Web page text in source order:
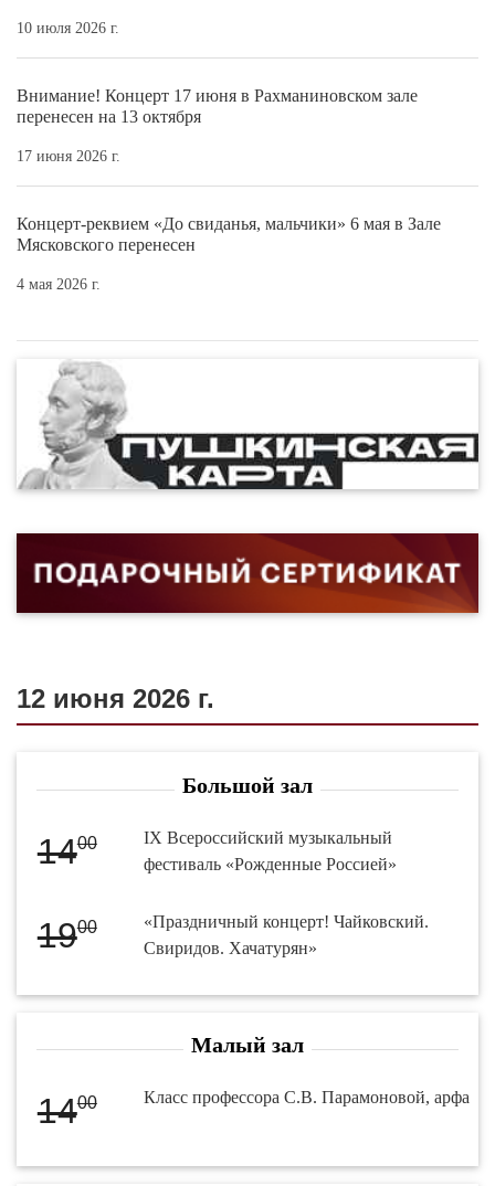
10 июля 2026 г.
Внимание! Концерт 17 июня в Рахманиновском зале
перенесен на 13 октября
17 июня 2026 г.
Концерт-реквием «До свиданья, мальчики» 6 мая в Зале
Мясковского перенесен
4 мая 2026 г.
12 июня 2026 г.
Большой зал
1400
IX Всероссийский музыкальный
фестиваль «Рожденные Россией»
1900
«Праздничный концерт! Чайковский.
Свиридов. Хачатурян»
Малый зал
1400 Класс профессора С.В. Парамоновой, арфа